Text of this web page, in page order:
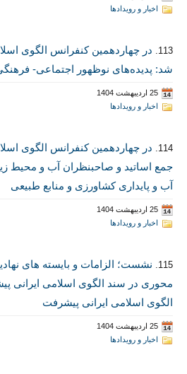
اخبار و رویدادها
113.
در چهاردهمین کنفرانس الگوی
شد: پدیده‌های نوظهور اجتماعی-
25 اردیبهشت 1404
اخبار و رویدادها
114.
در چهاردهمین کنفرانس الگوی
جمع اساتید و صاحبنظران آب و
آب و پایداری کشاورزی و منابع طبیعی
25 اردیبهشت 1404
اخبار و رویدادها
115.
نشست؛ الزامات و بایسته های
محوری در سند الگوی اسلامی ایرانی
الگوی اسلامی ایرانی پیشرفت
25 اردیبهشت 1404
اخبار و رویدادها